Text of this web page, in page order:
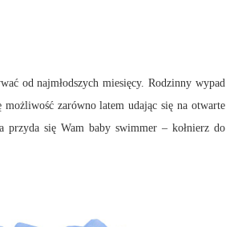
od najmłodszych miesięcy. Rodzinny wypad
możliwość zarówno latem udając się na otwarte
przyda się Wam baby swimmer – kołnierz do